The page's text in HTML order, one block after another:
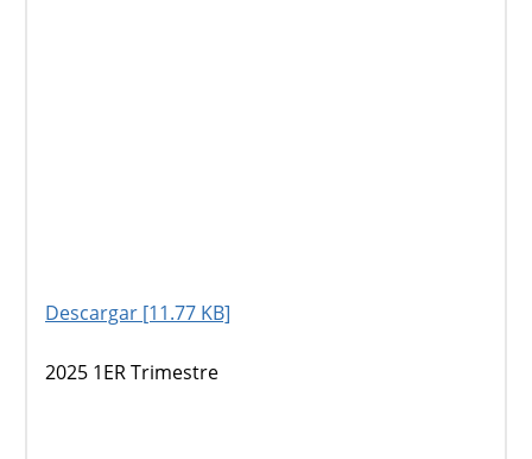
Descargar [11.77 KB]
2025 1ER Trimestre